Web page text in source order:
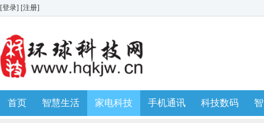
[登录] [注册]
首页 智慧生活 家电科技 手机通讯 科技数码